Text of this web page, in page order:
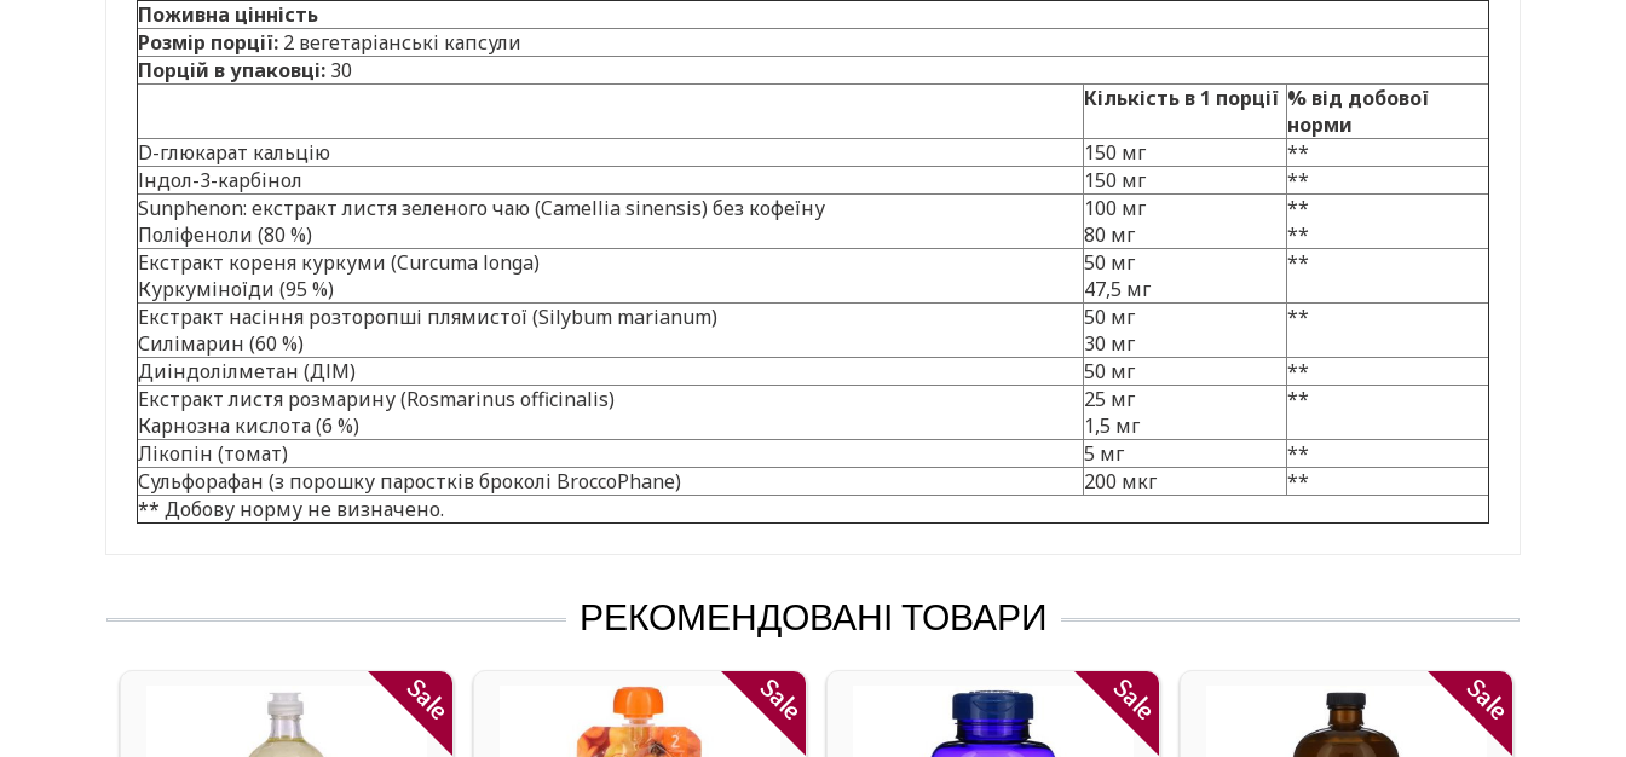
Поживна цінність
Розмір порції: 2 вегетаріанські капсули
Порцій в упаковці: 30
Кількість в 1 порції % від добової
норми
D-глюкарат кальцію
150 мг
**
Індол-3-карбінол
150 мг
**
Sunphenon: екстракт листя зеленого чаю (Camellia sinensis) без кофеїну
Поліфеноли (80 %)
100 мг
80 мг
**
**
Екстракт кореня куркуми (Curcuma longa)
Куркуміноїди (95 %)
50 мг
47,5 мг
**
Екстракт насіння розторопші плямистої (Silybum marianum)
Силімарин (60 %)
50 мг
30 мг
**
Диіндолілметан (ДІМ) 50 мг
**
Екстракт листя розмарину (Rosmarinus officinalis)
Карнозна кислота (6 %)
25 мг
1,5 мг
**
Лікопін (томат) 5 мг
**
Сульфорафан (з порошку паростків броколі BroccoPhane)
200 мкг
**
** Добову норму не визначено.
РЕКОМЕНДОВАНІ ТОВАРИ
Sale Sale Sale Sale